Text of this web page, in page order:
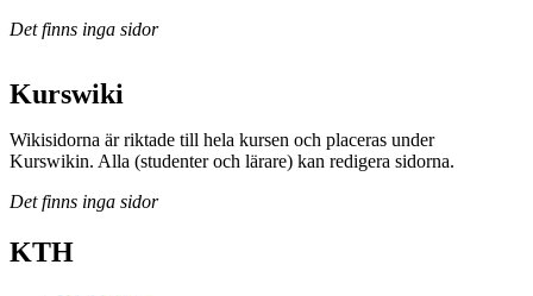
Det finns inga sidor
Kurswiki
Wikisidorna är riktade till hela kursen och placeras under
Kurswikin. Alla (studenter och lärare) kan redigera sidorna.
Det finns inga sidor
KTH